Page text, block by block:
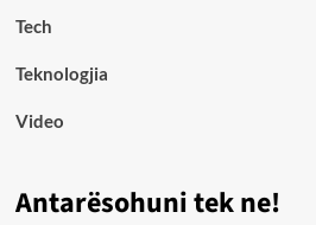
Tech
Teknologjia
Video
Antarësohuni tek ne!